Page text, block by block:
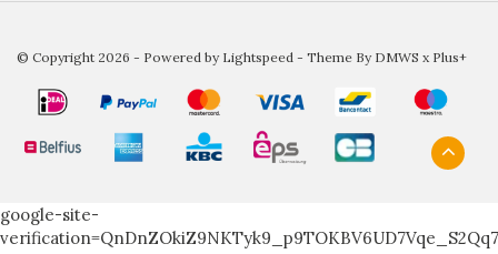
© Copyright 2026 - Powered by Lightspeed - Theme By DMWS x Plus+
google-site-